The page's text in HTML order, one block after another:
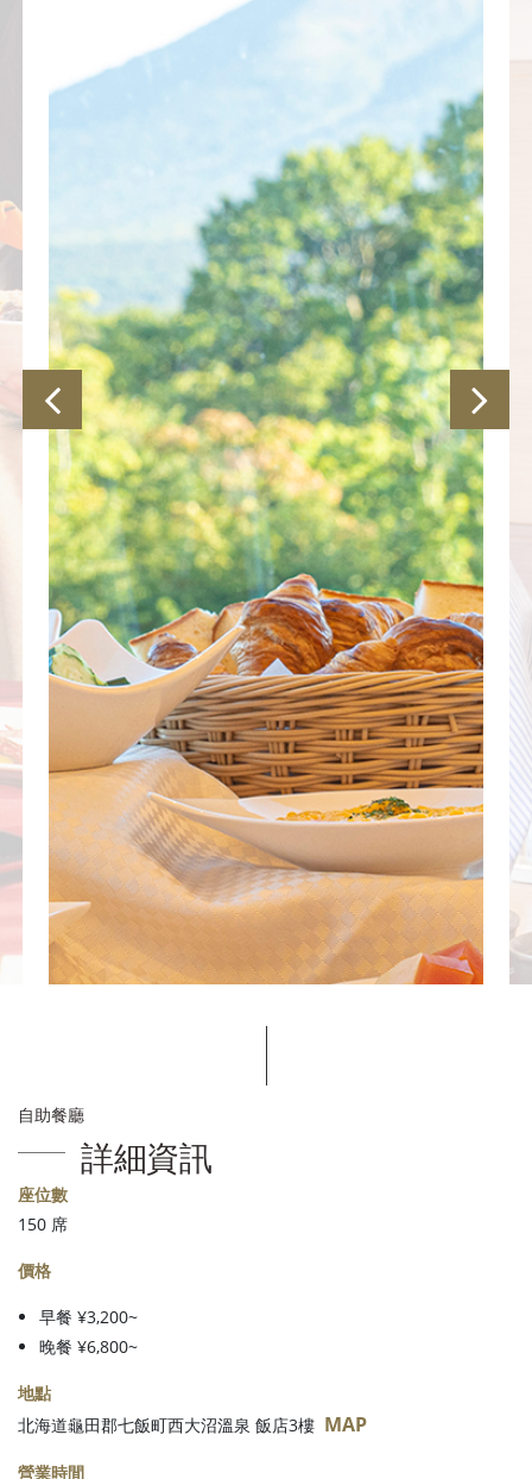
自助餐廳
詳細資訊
座位數
150 席
價格
早餐 ¥3,200~
晚餐 ¥6,800~
地點
北海道龜田郡七飯町西大沼溫泉 飯店3樓 MAP
營業時間